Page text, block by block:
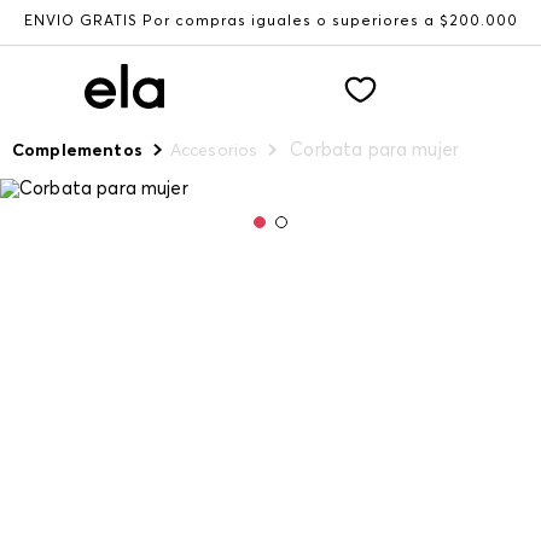
ENVÍO GRATIS Por compras iguales o superiores a $200.000
Complementos Accesorios Corbata para mujer